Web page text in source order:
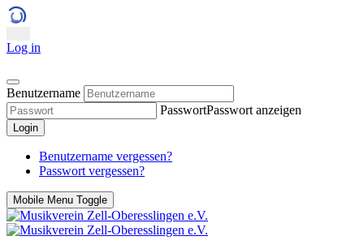
Log in
Benutzername
PasswortPasswort anzeigen
Login
Benutzername vergessen?
Passwort vergessen?
Mobile Menu Toggle